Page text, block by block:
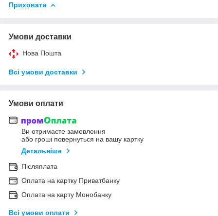
Приховати
Умови доставки
Нова Пошта
Всі умови доставки
Умови оплати
Ви отримаєте замовлення
або гроші повернуться на вашу картку
Детальніше
Післяплата
Оплата на картку Приватбанку
Оплата на карту Монобанку
Всі умови оплати